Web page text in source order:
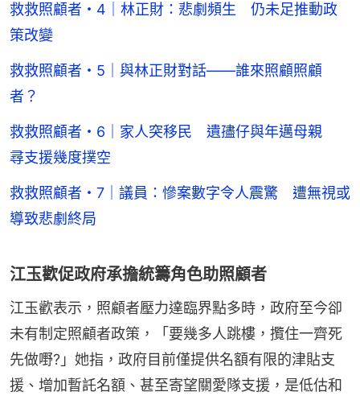
救救照顧者・4｜林正財：悲劇頻生 仍未足推動政
策改變
救救照顧者・5｜與林正財對話——誰來照顧照顧
者？
救救照顧者・6｜家人突移民 遺孻仔與年邁母親
尋支援幾度撲空
救救照顧者・7｜議員：慘案數字令人震驚 遭無視或
導致悲劇終局
江玉歡促政府承擔統籌角色助照顧者
江玉歡表示，照顧者壓力達臨界點多時，政府至今卻
未有制定照顧者政策，「要幾多人跳樓，攬住一齊死
先做嘢?」她指，政府目前僅提供名額有限的津貼支
援、增加暫託名額、甚至寄望關愛隊支援，是低估和